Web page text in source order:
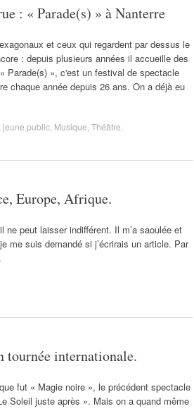
: « Parade(s) » à Nanterre
et ceux qui regardent par dessus le
: depuis plusieurs années il accueille des
Parade(s) », c'est un festival de spectacle
chaque année depuis 26 ans. On a déjà eu
jeune public Musique Théâtre
Europe, Afrique.
ne peut laisser indifférent. Il m’a saoulée et
me suis demandé si j’écrirais un article. Par
tournée internationale.
fut « Magie noire », le précédent spectacle
Soleil juste après ». Mais on a quand même